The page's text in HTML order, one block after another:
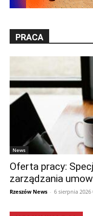
PRACA
News
Oferta pracy:
zarządzania
Rzeszów News - 6 sierpnia 2026